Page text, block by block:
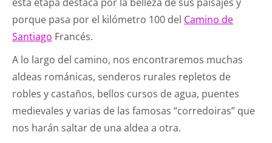
porque pasa por el kilómetro 100 del Camino de
Santiago Francés.
A lo largo del camino, nos encontraremos muchas
aldeas románicas, senderos rurales repletos de
robles y castaños, bellos cursos de agua, puentes
medievales y varias de las famosas “corredoiras” que
nos harán saltar de una aldea a otra.